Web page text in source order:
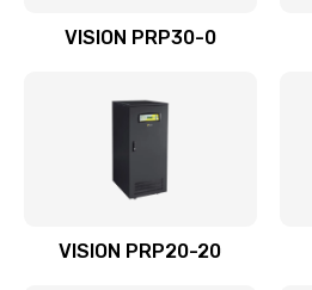
VISION PRP30-0
VISION PRP20-20